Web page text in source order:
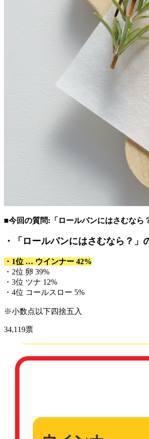
■今回の質問:「ロールパンにはさむなら
・「ロールパンにはさむなら？」
・1位 … ウインナー 42%
・2位 卵 39%
・3位 ツナ 12%
・4位 コールスロー 5%
※小数点以下四捨五入
34,119票